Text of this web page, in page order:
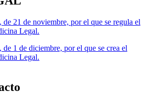
21 de noviembre, por el que se regula el
Legal.
1 de diciembre, por el que se crea el
Legal.